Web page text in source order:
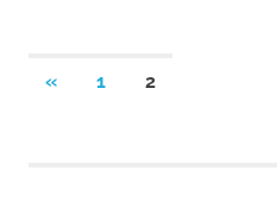
Posts
«PREVIOUS
1 2